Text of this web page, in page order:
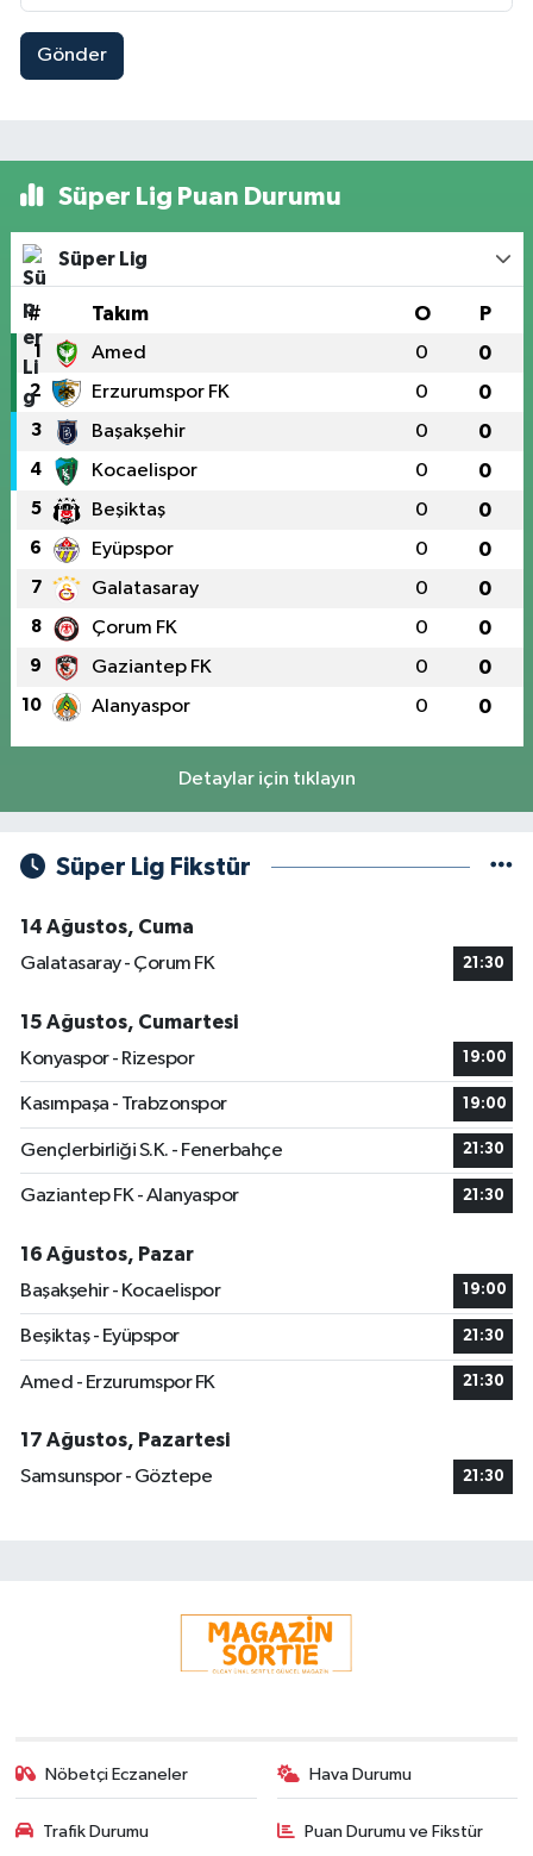
Gönder
Süper Lig Puan Durumu
Süper Lig
# Takım O P
1 Amed 0 0
2 Erzurumspor FK 0 0
3 Başakşehir 0 0
4 Kocaelispor 0 0
5 Beşiktaş 0 0
6 Eyüpspor 0 0
7 Galatasaray 0 0
8 Çorum FK 0 0
9 Gaziantep FK 0 0
10 Alanyaspor 0 0
Detaylar için tıklayın
Süper Lig Fikstür
14 Ağustos, Cuma
Galatasaray - Çorum FK
21:30
15 Ağustos, Cumartesi
Konyaspor - Rizespor
19:00
Kasımpaşa - Trabzonspor 19:00
Gençlerbirliği S.K. - Fenerbahçe 21:30
Gaziantep FK - Alanyaspor 21:30
16 Ağustos, Pazar
Başakşehir - Kocaelispor
19:00
Beşiktaş - Eyüpspor 21:30
Amed - Erzurumspor FK 21:30
17 Ağustos, Pazartesi
Samsunspor - Göztepe
21:30
Nöbetçi Eczaneler Hava Durumu
Trafik Durumu Puan Durumu ve Fikstür